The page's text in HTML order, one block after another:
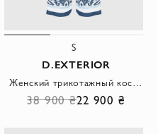
S
D.EXTERIOR
Женский трикотажный костюм-двойка с фактурным текстилем и сложными орнаментами
38 900 ₴22 900 ₴